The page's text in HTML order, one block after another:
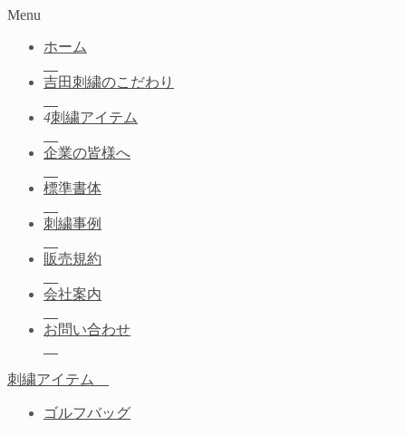
Menu
ホーム
吉田刺繍のこだわり
4刺繍アイテム
企業の皆様へ
標準書体
刺繍事例
販売規約
会社案内
お問い合わせ
刺繍アイテム
ゴルフバッグ